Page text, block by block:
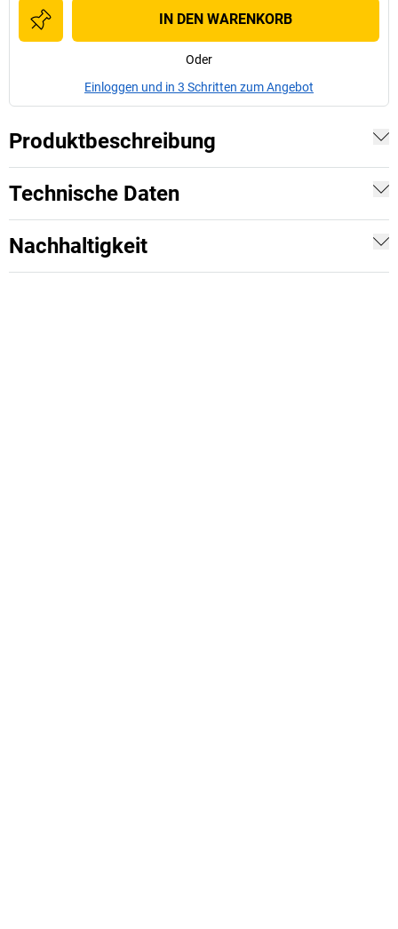
IN DEN WARENKORB
Oder
Einloggen und in 3 Schritten zum Angebot
Produktbeschreibung
Technische Daten
Nachhaltigkeit